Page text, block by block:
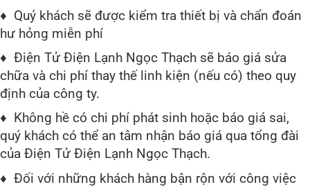
♦ Quý khách sẽ được kiểm tra thiết bị và chẩn đoán
hư hỏng miễn phí
♦ Điện Tử Điện Lạnh Ngọc Thạch sẽ báo giá sửa
chữa và chi phí thay thế linh kiện (nếu có) theo quy
định của công ty.
♦ Không hề có chi phí phát sinh hoặc báo giá sai,
quý khách có thể an tâm nhận báo giá qua tổng đài
của Điện Tử Điện Lạnh Ngọc Thạch.
♦ Đối với những khách hàng bận rộn với công việc